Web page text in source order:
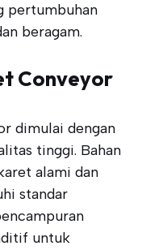
pertumbuhan
beragam.
Conveyor
dimulai dengan
tinggi. Bahan
alami dan
standar
untuk